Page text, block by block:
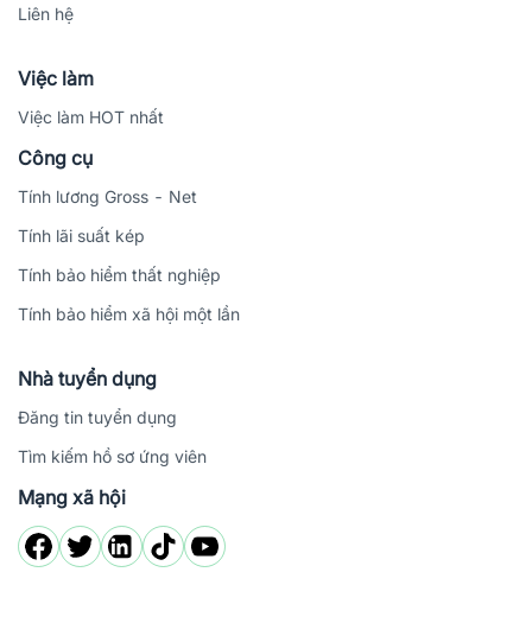
Liên hệ
Việc làm
Việc làm HOT nhất
Công cụ
Tính lương Gross - Net
Tính lãi suất kép
Tính bảo hiểm thất nghiệp
Tính bảo hiểm xã hội một lần
Nhà tuyển dụng
Đăng tin tuyển dụng
Tìm kiếm hồ sơ ứng viên
Mạng xã hội